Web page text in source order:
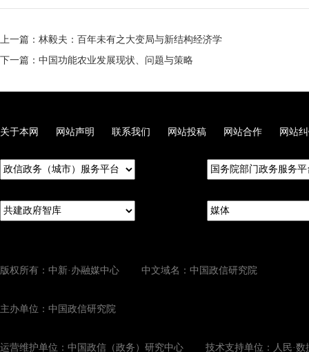
上一篇：林毅夫：百年未有之大变局与新结构经济学
下一篇：中国功能农业发展现状、问题与策略
关于本网 网站声明 联系我们 网站投稿 网站合作 网站
版权所有：中新·办融媒中心 中文域名：中国政信研究院
主办单位：中国政信研究院
运营维护单位：中国政信（政务）研究中心 技术支持单位：人民·数